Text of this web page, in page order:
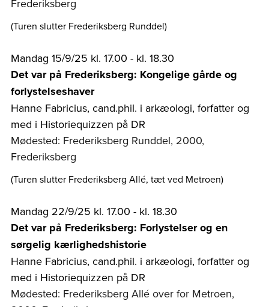
Frederiksberg
(Turen slutter Frederiksberg Runddel)
Mandag 15/9/25 kl. 17.00 - kl. 18.30
Det var på Frederiksberg: Kongelige gårde og
forlystelseshaver
Hanne Fabricius, cand.phil. i arkæologi, forfatter og
med i Historiequizzen på DR
Mødested: Frederiksberg Runddel, 2000,
Frederiksberg
(Turen slutter Frederiksberg Allé, tæt ved Metroen)
Mandag 22/9/25 kl. 17.00 - kl. 18.30
Det var på Frederiksberg: Forlystelser og en
sørgelig kærlighedshistorie
Hanne Fabricius, cand.phil. i arkæologi, forfatter og
med i Historiequizzen på DR
Mødested: Frederiksberg Allé over for Metroen,